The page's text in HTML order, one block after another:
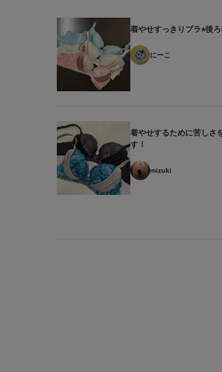
着やせすっきりブラ⭐︎後
にーこ
着やせするために苦しさ
す！
mizuki